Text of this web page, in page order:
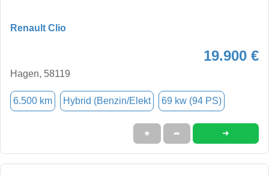
Renault Clio
19.900 €
Hagen, 58119
6.500 km Hybrid (Benzin/Elekt 69 kw (94 PS)
★ ➦ ➜